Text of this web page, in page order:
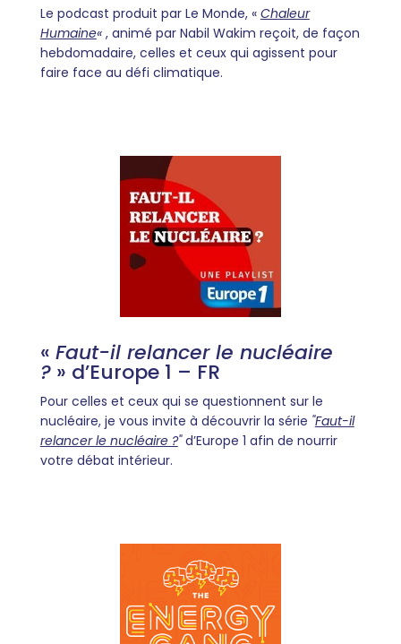
Le podcast produit par Le Monde, « Chaleur
Humaine« , animé par Nabil Wakim reçoit, de façon
hebdomadaire, celles et ceux qui agissent pour
faire face au défi climatique.
« Faut-il relancer le nucléaire
?» d’Europe 1 – FR
Pour celles et ceux qui se questionnent sur le
nucléaire, je vous invite à découvrir la série "Faut-il
relancer le nucléaire ?"d’Europe 1 afin de nourrir
votre débat intérieur.